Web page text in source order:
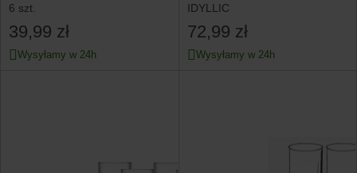
6 szt.
39,99 zł
Wysyłamy w 24h
IDYLLIC
72,99 zł
Wysyłamy w 24h